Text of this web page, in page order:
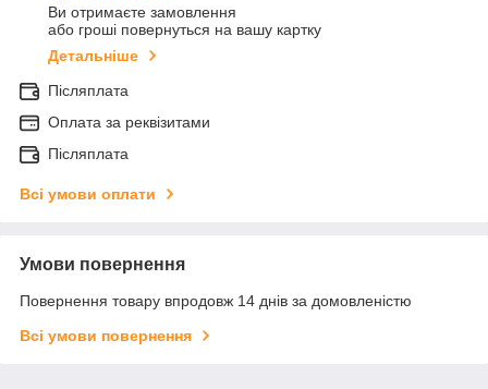
Ви отримаєте замовлення
або гроші повернуться на вашу картку
Детальніше
Післяплата
Оплата за реквізитами
Післяплата
Всі умови оплати
Умови повернення
Повернення товару впродовж 14 днів за домовленістю
Всі умови повернення